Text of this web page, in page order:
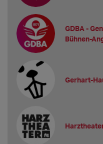
GDBA -
Bühnen-
Gerhart-